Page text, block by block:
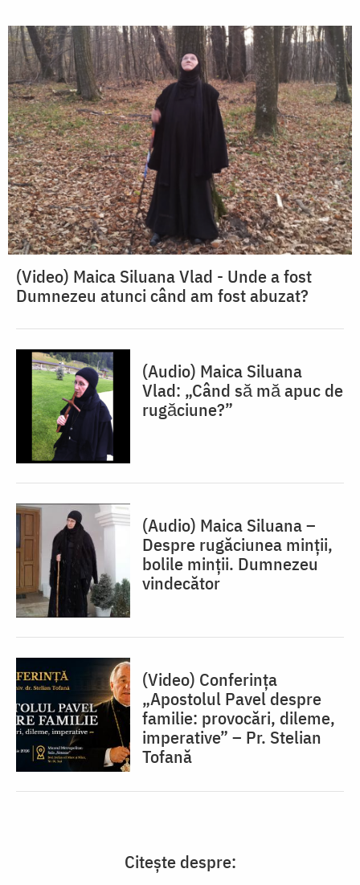
(Video) Maica Siluana Vlad - Unde a fost
Dumnezeu atunci când am fost abuzat?
(Audio) Maica Siluana
Vlad: „Când să mă apuc de
rugăciune?”
(Audio) Maica Siluana –
Despre rugăciunea minții,
bolile minții. Dumnezeu
vindecător
(Video) Conferința
„Apostolul Pavel despre
familie: provocări, dileme,
imperative” – Pr. Stelian
Tofană
Citește despre: